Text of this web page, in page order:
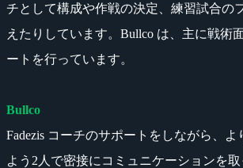
チとして構成や作戦の決定、練習試合の
えたりしています。Bullco は、主に戦術
ートを行っています。
Bullco
Fadezis コーチのサポートをしながら、よ
よう2人で密接にコミュニケーションを取